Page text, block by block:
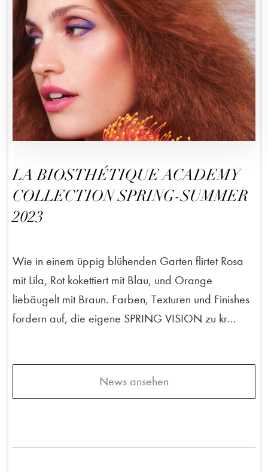
LA BIOSTHÉTIQUE ACADEMY
COLLECTION SPRING-SUMMER
2023
Wie in einem üppig blühenden Garten flirtet Rosa
mit Lila, Rot kokettiert mit Blau, und Orange
liebäugelt mit Braun. Farben, Texturen und Finishes
fordern auf, die eigene SPRING VISION zu kr...
News ansehen